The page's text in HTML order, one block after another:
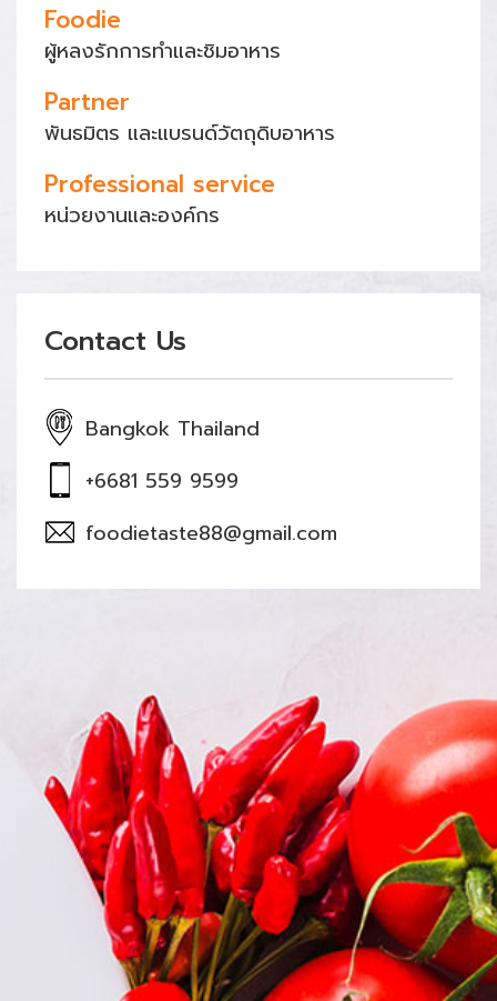
Foodie
ผู้หลงรักการทำและชิมอาหาร
Partner
พันธมิตร และแบรนด์วัตถุดิบอาหาร
Professional service
หน่วยงานและองค์กร
Contact Us
Bangkok Thailand
+6681 559 9599
foodietaste88@gmail.com